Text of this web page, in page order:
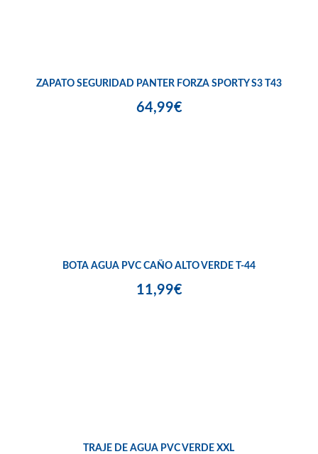
ZAPATO SEGURIDAD PANTER FORZA SPORTY S3 T43
64,99€
BOTA AGUA PVC CAÑO ALTO VERDE T-44
11,99€
TRAJE DE AGUA PVC VERDE XXL